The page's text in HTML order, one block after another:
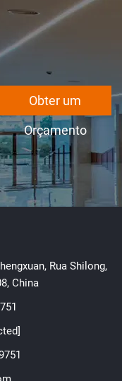
Obter um
Orçamento
Rua Shilong,
China